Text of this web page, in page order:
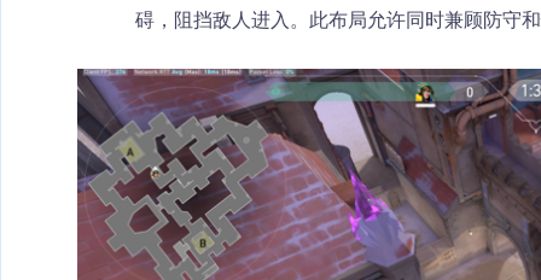
碍，阻挡敌人进入。此布局允许同时兼顾防守